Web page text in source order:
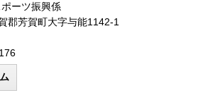
ーツ振興係
郡芳賀町大字与能1142-1